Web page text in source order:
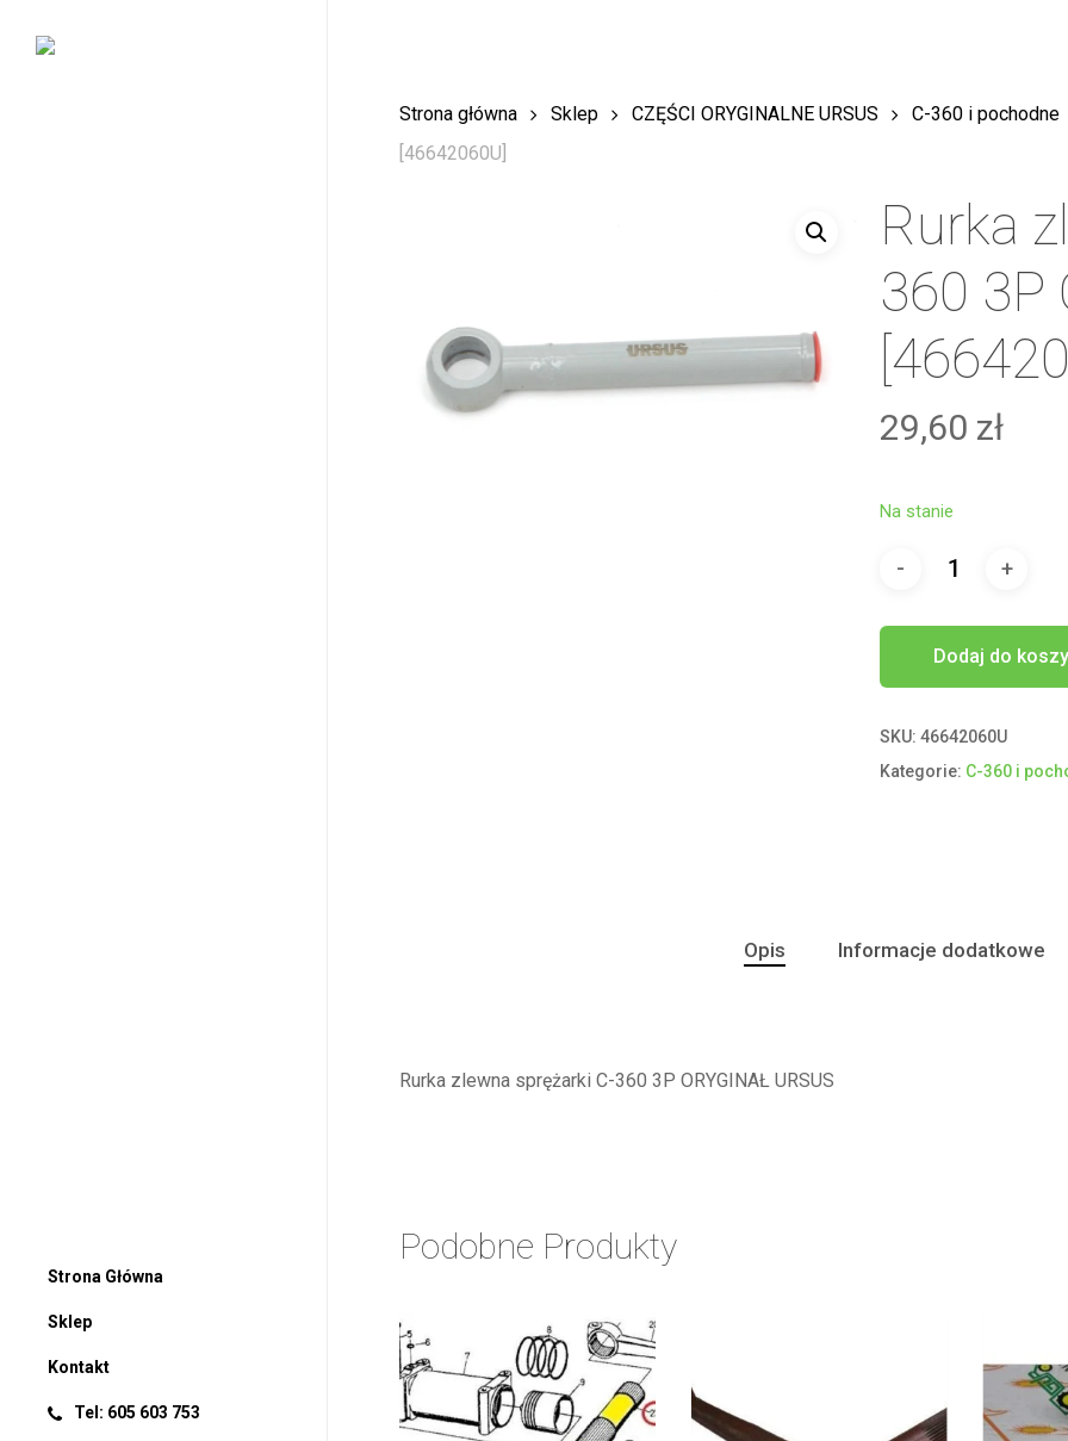
Strona Główna
Sklep
Kontakt
Tel: 605 603 753
Strona główna Sklep CZĘŚCI ORYGINALNE URSUS
C-360 i pochodne
[46642060U]
Rurka
360 3P
29,60 zł
Na stanie
Dodaj do
SKU:46642060U
Kategorie: C-360 i
Opis Informacje dodatkowe
Rurka zlewna sprężarki C-360 3P ORYGINAŁ URSUS
Podobne Produkty